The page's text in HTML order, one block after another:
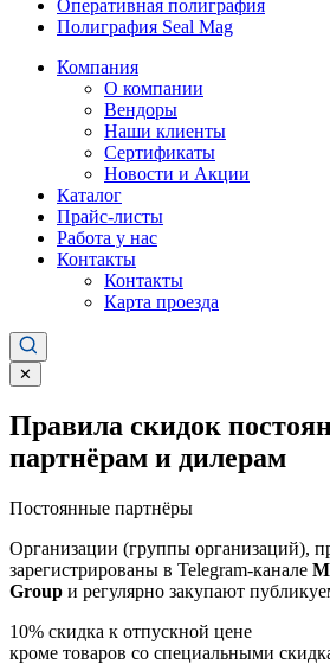
Оперативная полиграфия
Полиграфия Seal Mag
Компания
О компании
Вендоры
Наши клиенты
Сертификаты
Новости и Акции
Каталог
Прайс-листы
Работа у нас
Контакты
Контакты
Карта проезда
✕
Правила скидок
партнёрам и дилерам
Постоянные партнёры
Организации (группы организаций),
зарегистрированы в Telegram-канале
Group и регулярно закупают
10% скидка к отпускной цене
кроме товаров со специальными